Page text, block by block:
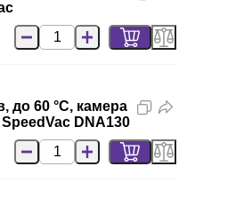
до 60 °C, камера
DNA130